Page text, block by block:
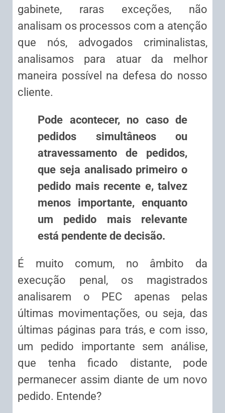
gabinete, raras exceções, não
analisam os processos com a atenção
que nós, advogados criminalistas,
analisamos para atuar da melhor
maneira possível na defesa do nosso
cliente.
Pode acontecer, no caso de
pedidos simultâneos ou
atravessamento de pedidos,
que seja analisado primeiro o
pedido mais recente e, talvez
menos importante, enquanto
um pedido mais relevante
está pendente de decisão.
É muito comum, no âmbito da
execução penal, os magistrados
analisarem o PEC apenas pelas
últimas movimentações, ou seja, das
últimas páginas para trás, e com isso,
um pedido importante sem análise,
que tenha ficado distante, pode
permanecer assim diante de um novo
pedido. Entende?